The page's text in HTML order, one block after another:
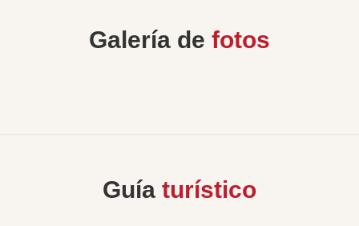
Galería de fotos
Guía turístico